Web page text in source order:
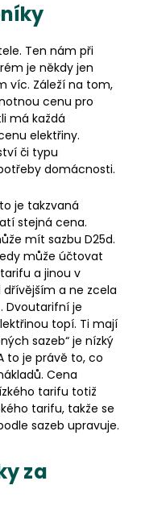
Ten nám při
je někdy jen
víc. Záleží na tom,
cenu pro
má každá
elektřiny.
či typu
domácnosti.
je takzvaná
stejná cena.
mít sazbu D25d.
může účtovat
a jinou v
a ne zcela
Dvoutarifní je
topí. Ti mají
sazeb“ je nízký
to je právě to, co
Cena
tarifu totiž
tarifu, takže se
sazeb upravuje.
za